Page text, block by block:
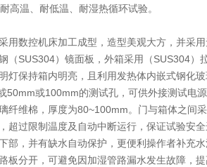
高温、耐低温、耐湿热循环试验。
用数控机床加工成型，造型美观大方，并采
（SUS304）镜面板，外箱采用（SUS304
灯保持箱内明亮，且利用发热体内嵌式钢化
50mm或100mm的测试孔，可供外接测试电
纤维棉，厚度为80~100mm。门与箱体之间
超过限制温度及自动中断运行，保证试验安
部，并有缺水自动保护，更便利操作者补充
板分开，可避免因加湿管路漏水发生故障，